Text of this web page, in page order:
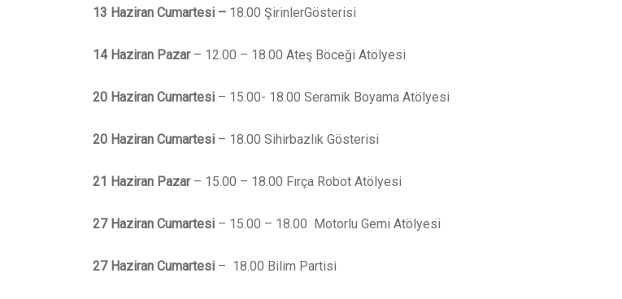
13 Haziran Cumartesi – 18.00 ŞirinlerGösterisi
14 Haziran Pazar– 12.00 – 18.00 Ateş Böceği Atölyesi
20 Haziran Cumartesi – 15.00- 18.00 Seramik Boyama Atölyesi
20 Haziran Cumartesi – 18.00 Sihirbazlık Gösterisi
21 Haziran Pazar– 15.00 – 18.00 Fırça Robot Atölyesi
27 Haziran Cumartesi – 15.00 – 18.00 Motorlu Gemi Atölyesi
27 Haziran Cumartesi – 18.00 Bilim Partisi